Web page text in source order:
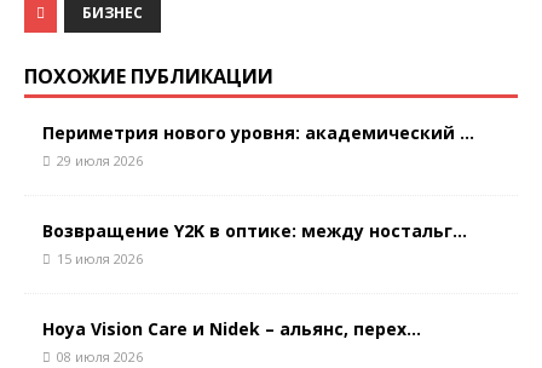
БИЗНЕС
ПОХОЖИЕ ПУБЛИКАЦИИ
Периметрия нового уровня: академический ...
29 июля 2026
Возвращение Y2K в оптике: между ностальг...
15 июля 2026
Hoya Vision Care и Nidek – альянс, перех...
08 июля 2026